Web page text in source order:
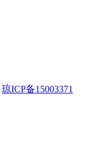
琼ICP备15003371